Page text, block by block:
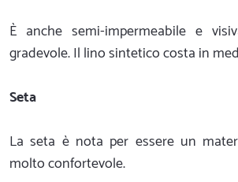
È anche semi-impermeabile e
gradevole. Il lino sintetico costa in
Seta
La seta è nota per essere un
molto confortevole.